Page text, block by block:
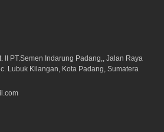
II PT.Semen Indarung Padang,, Jalan Raya
Lubuk Kilangan, Kota Padang, Sumatera